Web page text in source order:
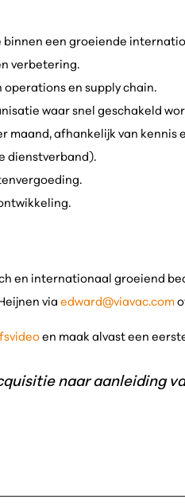
een groeiende
verbetering.
en supply chain.
waar snel geschakeld
maand, afhankelijk van kennis
dienstverband).
en internationaal groeiend
via edward@viavac.com
en maak alvast een
naar aanleiding